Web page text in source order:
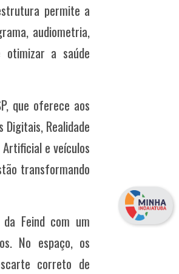
permite a
audiometria,
otimizar a saúde
que oferece aos
Realidade
e veículos
transformando
Feind com um
No espaço, os
correto de